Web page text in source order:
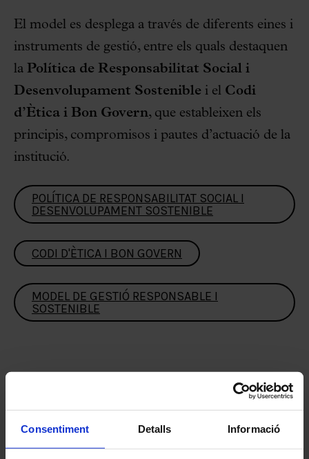
Consentiment Detalls Informació
El model es desplega a través de diferents eines i
instruments de gestió, entre els quals destaquen
la Política de Responsabilitat Social i
Desenvolupament Sostenible i el Codi
d’Ètica i Bon Govern, que estableixen els
principis, compromisos i pautes d’actuació de la
institució.
POLÍTICA DE RESPONSABILITAT SOCIAL I
DESENVOLUPAMENT SOSTENIBLE
CODI D'ÈTICA I BON GOVERN
MODEL DE GESTIÓ RESPONSABLE I
SOSTENIBLE